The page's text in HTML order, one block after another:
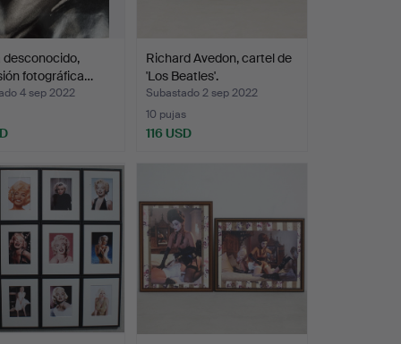
desconocido,
fotográfica…
4 sep 2022
Richard Avedon, cartel de
'Los Beatles'.
Subastado 2 sep 2022
10 pujas
116 USD